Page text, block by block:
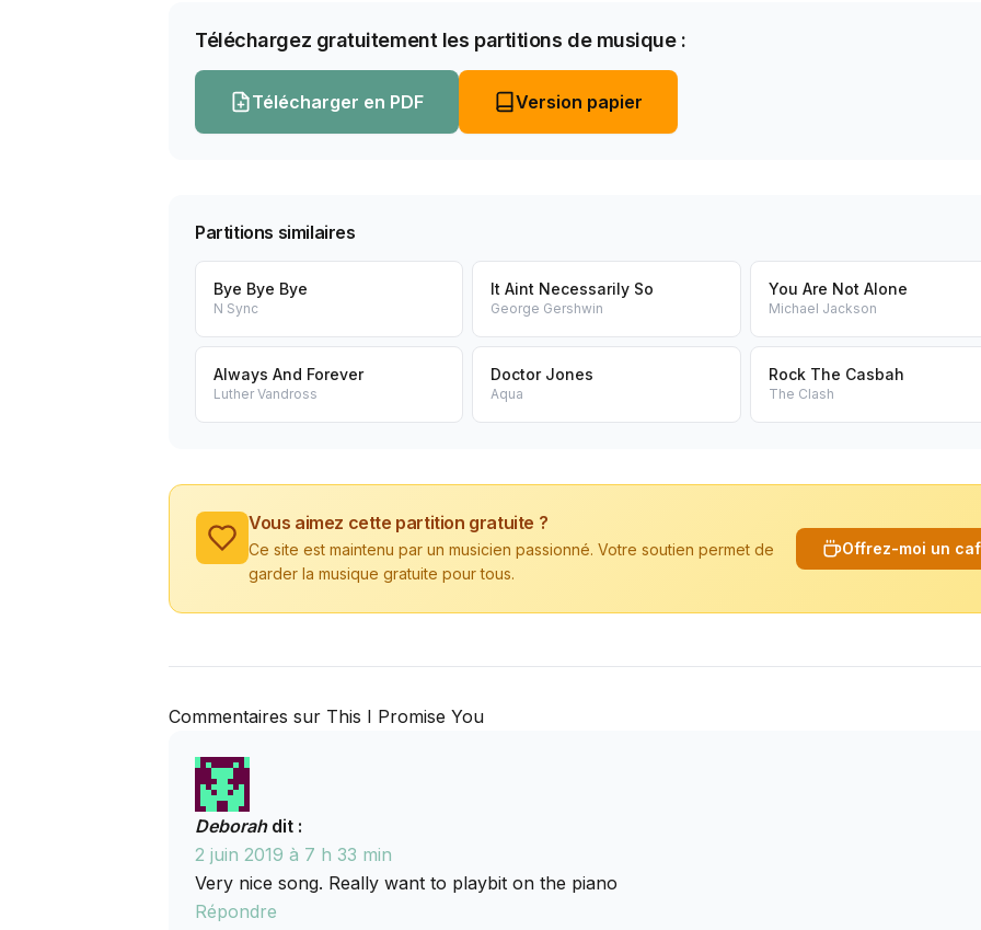
Téléchargez gratuitement les partitions de musique :
Télécharger en PDF Version papier
Partitions similaires
Bye Bye Bye
N Sync
It Aint Necessarily So
George Gershwin
You Are Not Alone
Michael Jackson
Always And Forever
Luther Vandross
Doctor Jones
Aqua
Rock The Casbah
The Clash
Vous aimez cette partition gratuite ?
Ce site est maintenu par un musicien passionné. Votre soutien permet de
garder la musique gratuite pour tous.
Offrez-moi un
Commentaires sur This I Promise You
Deborah dit :
2 juin 2019 à 7 h 33 min
Very nice song. Really want to playbit on the piano
Répondre